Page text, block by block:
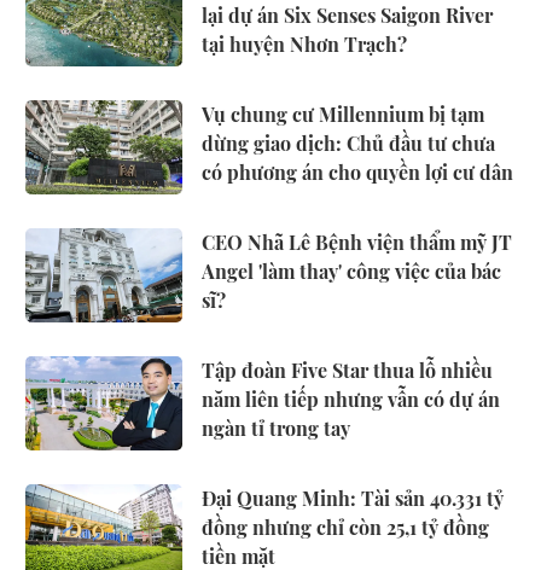
lại dự án Six Senses Saigon River
tại huyện Nhơn Trạch?
Vụ chung cư Millennium bị tạm
dừng giao dịch: Chủ đầu tư chưa
có phương án cho quyền lợi cư dân
CEO Nhã Lê Bệnh viện thẩm mỹ JT
Angel 'làm thay' công việc của bác
sĩ?
Tập đoàn Five Star thua lỗ nhiều
năm liên tiếp nhưng vẫn có dự án
ngàn tỉ trong tay
Đại Quang Minh: Tài sản 40.331 tỷ
đồng nhưng chỉ còn 25,1 tỷ đồng
tiền mặt